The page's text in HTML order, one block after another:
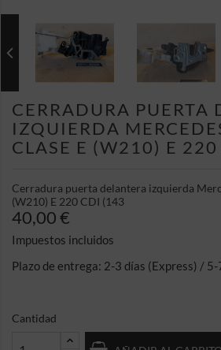
CERRADURA PUERTA
IZQUIERDA
CLASE E (W210) E
Cerradura puerta delantera izquierda
(W210) E 220 CDI (143
40,00 €
Impuestos incluidos
Plazo de entrega: 2-3 días (Express) / 5-
Cantidad